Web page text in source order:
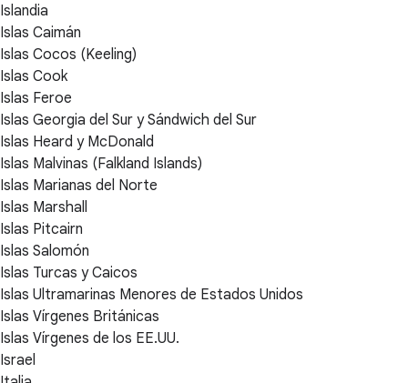
Islandia
Islas Caimán
Islas Cocos (Keeling)
Islas Cook
Islas Feroe
Islas Georgia del Sur y Sándwich del Sur
Islas Heard y McDonald
Islas Malvinas (Falkland Islands)
Islas Marianas del Norte
Islas Marshall
Islas Pitcairn
Islas Salomón
Islas Turcas y Caicos
Islas Ultramarinas Menores de Estados Unidos
Islas Vírgenes Británicas
Islas Vírgenes de los EE.UU.
Israel